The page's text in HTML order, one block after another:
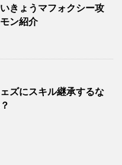
きょうマフォクシー攻
ン紹介
ズにスキル継承するな